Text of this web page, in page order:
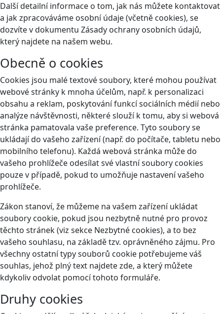
Další detailní informace o tom, jak nás můžete kontaktovat
a jak zpracováváme osobní údaje (včetně cookies), se
dozvíte v dokumentu Zásady ochrany osobních údajů,
který najdete na našem webu.
Obecně o cookies
Cookies jsou malé textové soubory, které mohou používat
webové stránky k mnoha účelům, např. k personalizaci
obsahu a reklam, poskytování funkcí sociálních médií nebo
analýze návštěvnosti, některé slouží k tomu, aby si webová
stránka pamatovala vaše preference. Tyto soubory se
ukládají do vašeho zařízení (např. do počítače, tabletu nebo
mobilního telefonu). Každá webová stránka může do
vašeho prohlížeče odesílat své vlastní soubory cookies
pouze v případě, pokud to umožňuje nastavení vašeho
prohlížeče.
Zákon stanoví, že můžeme na vašem zařízení ukládat
soubory cookie, pokud jsou nezbytně nutné pro provoz
těchto stránek (viz sekce Nezbytné cookies), a to bez
vašeho souhlasu, na základě tzv. oprávněného zájmu. Pro
všechny ostatní typy souborů cookie potřebujeme váš
souhlas, jehož plný text najdetezde, a který můžete
kdykoliv odvolat pomocí tohoto formuláře.
Druhy cookies